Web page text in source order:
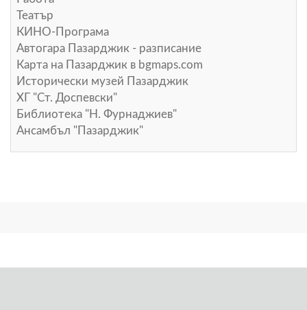
Театър
КИНО-Програма
Автогара Пазарджик - разписание
Карта на Пазарджик в bgmaps.com
Исторически музей Пазарджик
ХГ "Ст. Доспевски"
Библиотека "Н. Фурнаджиев"
Ансамбъл "Пазарджик"